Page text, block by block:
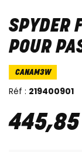
SPYDER
POUR
CANAM3W
Réf : 219400901
445,85